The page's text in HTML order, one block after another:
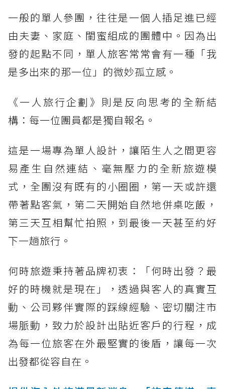
一般的單人參團，往往是一個人插足進已經
由夫妻、家庭、閨蜜組成的團體中。因為出
發的起點不同，單人旅客常常會有一種「我
是多出來的那一位」的微妙孤立感。
《一人旅行企劃》則是反向思考的全新結
構：每一位團員都是獨自報名。
這是一場專為單人設計，讓陌生人之間更容
易產生自然連結、毫無壓力的全新旅遊模
式，全團沒有既有的小圈圈，第一天或許還
帶著點客氣，第二天開始自然地併桌吃飯，
第三天互相幫忙拍照，到最後一天甚至約好
下一趟旅行。
何時旅遊秉持著品牌初衷：「何時出發？最
好的時機就是現在」，透過與客人的真實互
動、公司夥伴實際的踩線經驗、密切關注市
場脈動，致力於設計出貼近客戶的行程，成
為每一位旅客在外最堅實的後盾，讓每一次
出發都從容自在。